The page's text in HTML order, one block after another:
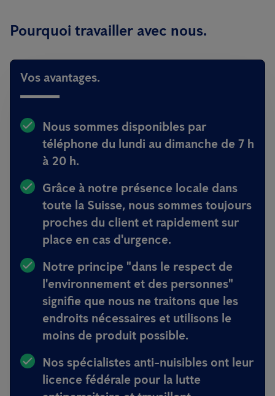
Pourquoi travailler avec nous.
Vos avantages.
Nous sommes disponibles par
téléphone du lundi au dimanche de 7 h
à 20 h.
Grâce à notre présence locale dans
toute la Suisse, nous sommes toujours
proches du client et rapidement sur
place en cas d'urgence.
Notre principe "dans le respect de
l'environnement et des personnes"
signifie que nous ne traitons que les
endroits nécessaires et utilisons le
moins de produit possible.
Nos spécialistes anti-nuisibles ont leur
licence fédérale pour la lutte